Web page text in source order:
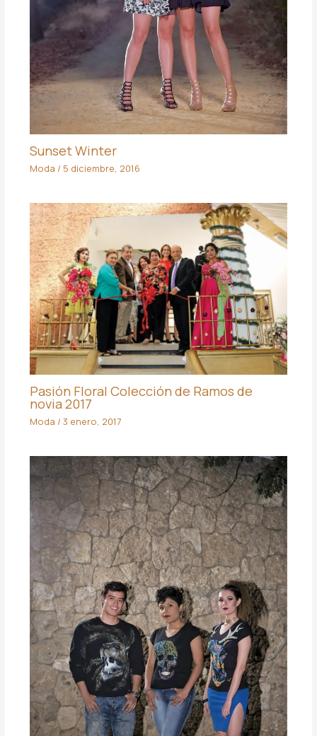
Sunset Winter
Moda / 5 diciembre, 2016
Pasión Floral Colección de Ramos de
novia 2017
Moda / 3 enero, 2017